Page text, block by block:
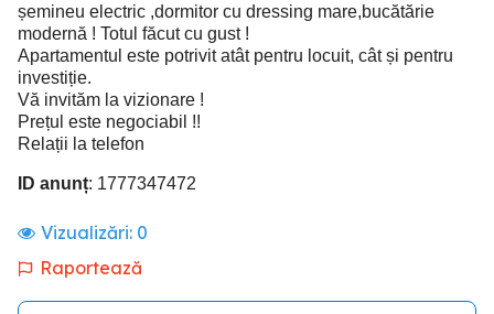
șemineu electric ,dormitor cu dressing mare,bucătărie
modernă ! Totul făcut cu gust !
Apartamentul este potrivit atât pentru locuit, cât și pentru
investiție.
Vă invităm la vizionare !
Prețul este negociabil !!
Relații la telefon
ID anunț: 1777347472
Vizualizări: 0
Raportează